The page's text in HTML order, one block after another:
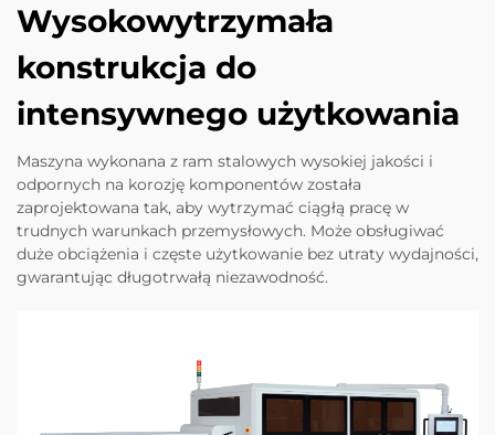
Wysokowytrzymała
konstrukcja do
intensywnego użytkowania
Maszyna wykonana z ram stalowych wysokiej jakości i
odpornych na korozję komponentów została
zaprojektowana tak, aby wytrzymać ciągłą pracę w
trudnych warunkach przemysłowych. Może obsługiwać
duże obciążenia i częste użytkowanie bez utraty wydajności,
gwarantując długotrwałą niezawodność.